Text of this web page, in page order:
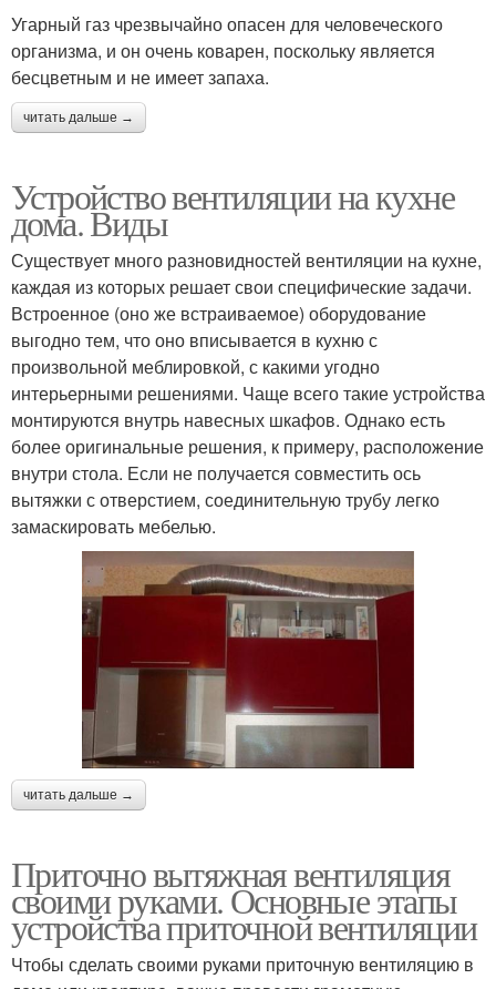
Угарный газ чрезвычайно опасен для человеческого
организма, и он очень коварен, поскольку является
бесцветным и не имеет запаха.
читать дальше →
Устройство вентиляции на кухне
дома. Виды
Существует много разновидностей вентиляции на кухне,
каждая из которых решает свои специфические задачи.
Встроенное (оно же встраиваемое) оборудование
выгодно тем, что оно вписывается в кухню с
произвольной меблировкой, с какими угодно
интерьерными решениями. Чаще всего такие устройства
монтируются внутрь навесных шкафов. Однако есть
более оригинальные решения, к примеру, расположение
внутри стола. Если не получается совместить ось
вытяжки с отверстием, соединительную трубу легко
замаскировать мебелью.
читать дальше →
Приточно вытяжная вентиляция
своими руками. Основные этапы
устройства приточной вентиляции
Чтобы сделать своими руками приточную вентиляцию в